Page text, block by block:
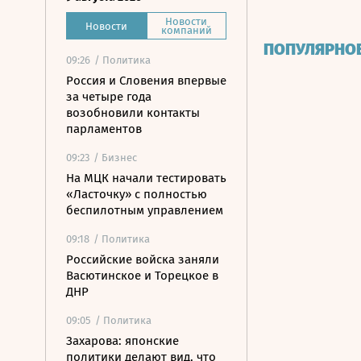
Новости Новости
компаний
09:26 / Политика
Россия и Словения впервые
за четыре года
возобновили контакты
парламентов
09:23 / Бизнес
На МЦК начали тестировать
«Ласточку» с полностью
беспилотным управлением
09:18 / Политика
Российские войска заняли
Васютинское и Торецкое в
ДНР
09:05 / Политика
Захарова: японские
политики делают вид, что